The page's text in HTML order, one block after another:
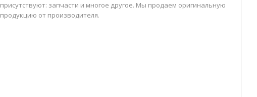
присутствуют: запчасти и многое другое. Мы продаем оригинальную
продукцию от производителя.